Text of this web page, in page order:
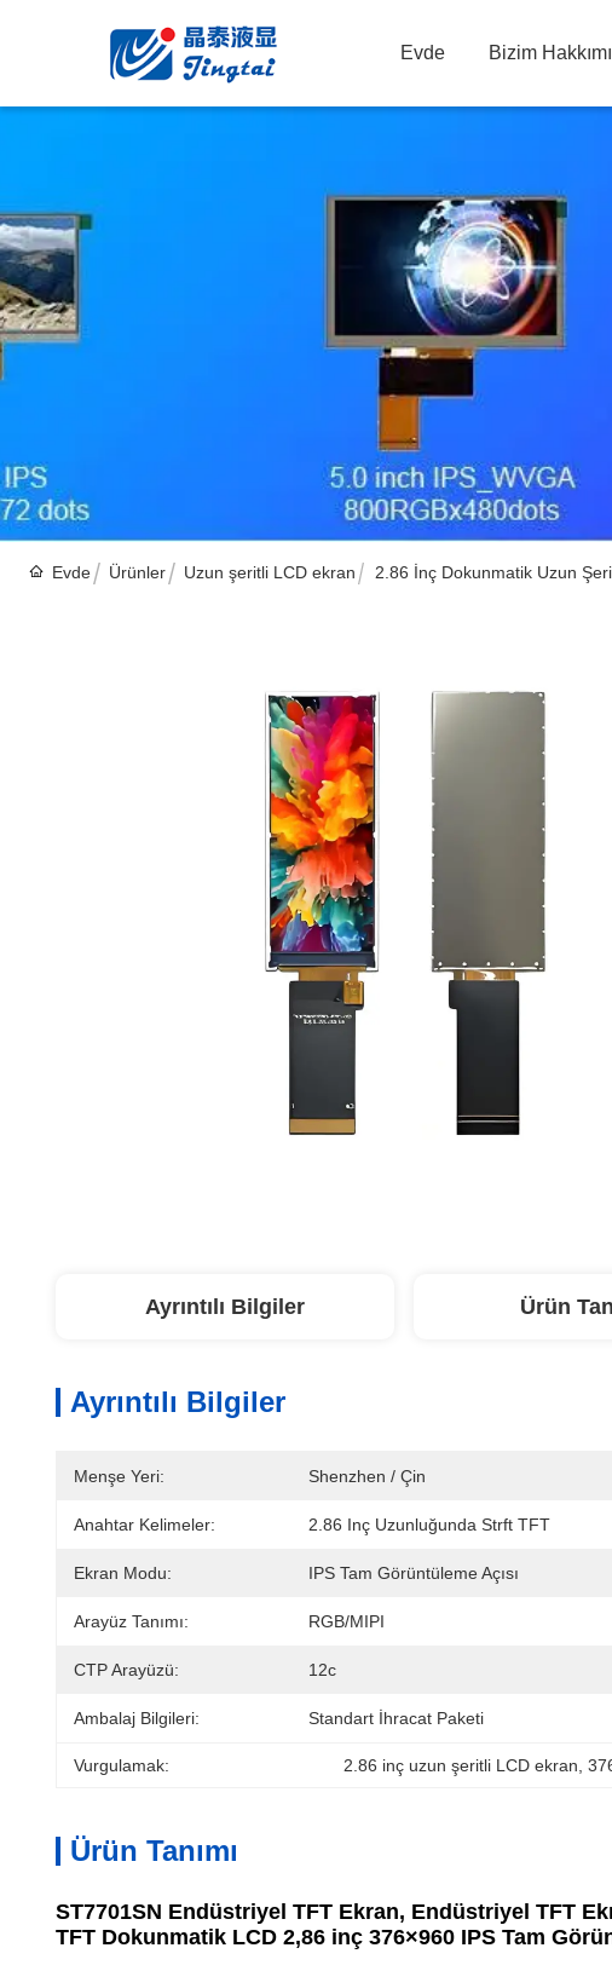
Evde Bizim
Evde Ürünler Uzun şeritli LCD ekran 2.86 İnç Dokunmatik Uzun
Ayrıntılı Bilgiler Ürün
Ayrıntılı Bilgiler
Menşe Yeri: Shenzhen / Çin
Anahtar Kelimeler: 2.86 Inç Uzunluğunda Strft TFT
Ekran Modu: IPS Tam Görüntüleme Açısı
Arayüz Tanımı: RGB/MIPI
CTP Arayüzü: 12c
Ambalaj Bilgileri: Standart İhracat Paketi
Vurgulamak: 2.86 inç uzun şeritli LCD ekran ,
Ürün Tanımı
ST7701SN Endüstriyel TFT Ekran, Endüstriyel TFT
TFT Dokunmatik LCD 2,86 inç 376×960 IPS Tam